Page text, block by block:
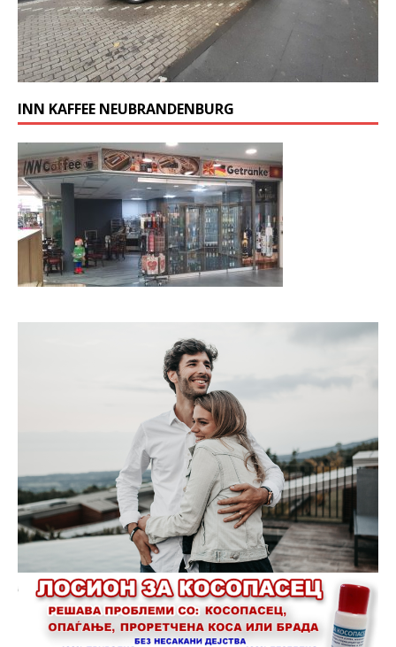
INN KAFFEE NEUBRANDENBURG